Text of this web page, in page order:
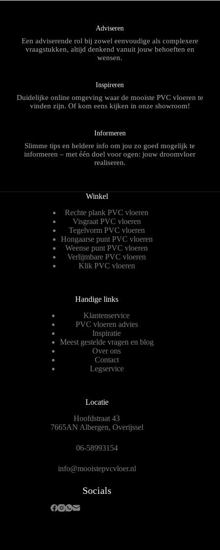
Adviseren
Een adviserende rol bij zowel eenvoudige als complexere
vraagstukken, altijd denkend vanuit jouw behoeften en
wensen.
Inspireren
Duidelijke online omgeving waar de mooiste PVC vloeren te
vinden zijn. Of kom eens kijken in onze showroom!
Informeren
Slimme tips en heldere info om jou zo goed mogelijk te
informeren – met één doel voor ogen: jouw droomvloer
realiseren.
Winkel
Rechte plank PVC vloeren
Visgraat PVC vloeren
Tegelvorm PVC vloeren
Hongaarse punt PVC vloeren
Weense punt PVC vloeren
Verlijmbare PVC vloeren
Klik PVC vloeren
Handige links
Klantenservice
PVC vloeren advies
Inspiratie
Meest gestelde vragen en blog
Over ons
Contact
Legservice
Locatie
Hoofdstraat 43
7665AN Albergen, Overijssel
06-58993154
info@mooistepvcvloer.nl
Socials